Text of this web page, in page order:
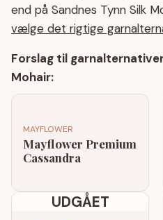
end på Sandnes Tynn Silk
vælge det rigtige
Forslag til
Mohair:
MAYFLOWER
Mayflower Premium
Cassandra
UDGÅET